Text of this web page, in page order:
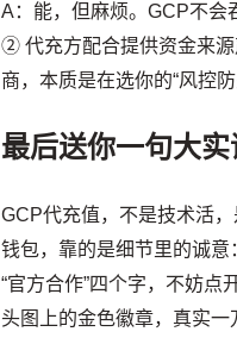
A：能，但麻烦。GCP不会
② 代充方配合提供资金来
商，本质是在选你的“风控防
最后送你一句大实
GCP代充值，不是技术活
钱包，靠的是细节里的诚
“官方合作”四个字，不妨
头图上的金色徽章，真实一